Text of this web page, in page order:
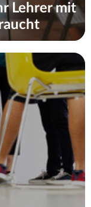
Lehrer mit